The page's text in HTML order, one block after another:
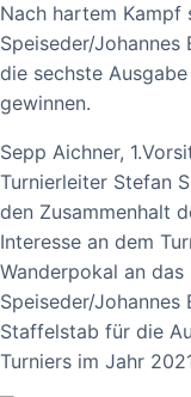
Nach hartem Kampf
Speiseder/
die sechste
gewinnen.
Sepp Aichner,
Turnierleiter Stefan
den Zusammenhalt
Interesse an dem
Wanderpokal an
Speiseder/
Staffelstab für die
Turniers im Jahr